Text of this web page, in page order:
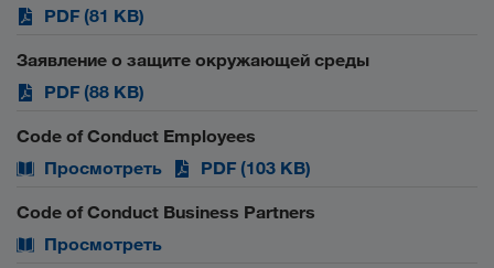
PDF (81 KB)
Заявление о защите окружающей среды
PDF (88 KB)
Code of Conduct Employees
Просмотреть
PDF (103 KB)
Code of Conduct Business Partners
Просмотреть